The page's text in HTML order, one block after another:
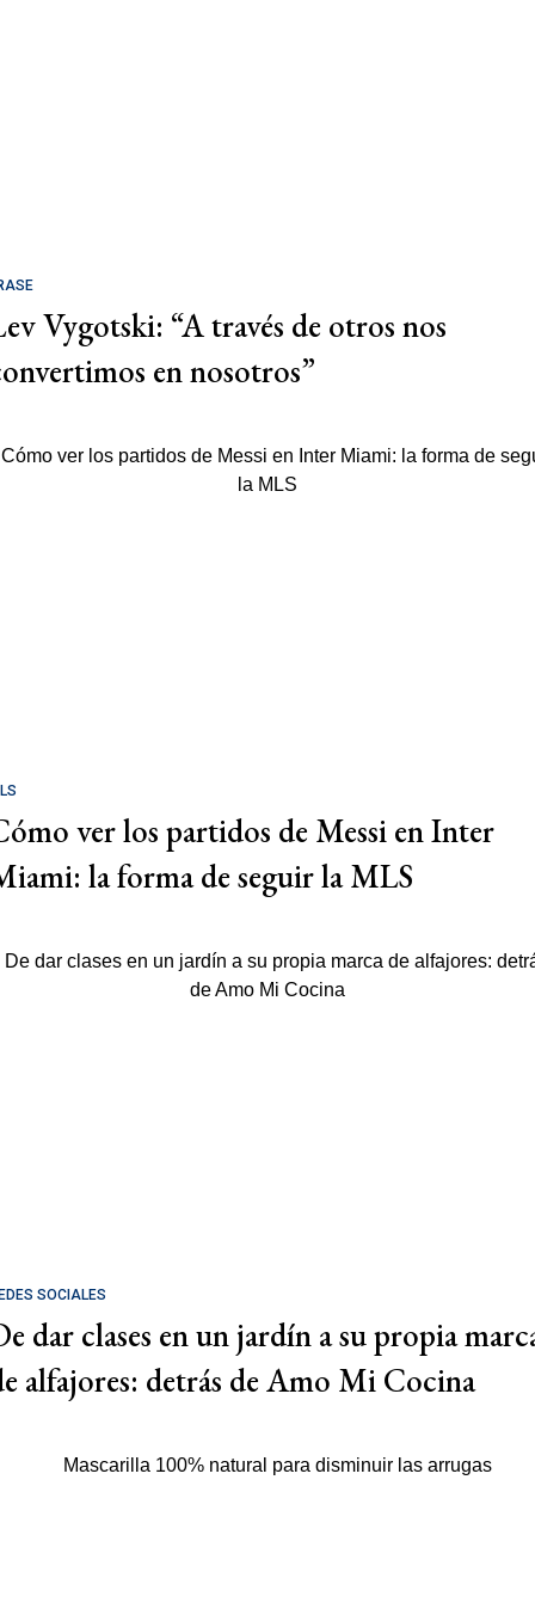
Vygotski: “A través de otros nos
en nosotros”
ver los partidos de Messi en Inter
la forma de seguir la MLS
SOCIALES
dar clases en un jardín a su propia
alfajores: detrás de Amo Mi Cocina